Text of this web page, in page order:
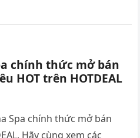
chính thức mở bán
HOT trên HOTDEAL
Spa chính thức mở bán
Hãy cùng xem các